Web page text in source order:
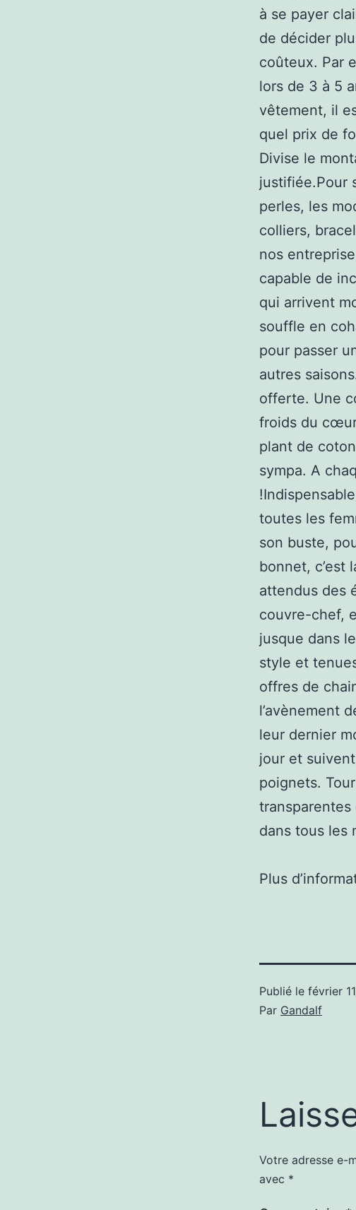
à se payer
de décider
coûteux. Par
lors de 3 à 5
vêtement, il
quel prix de
Divise le
justifiée.Pour
perles, les
colliers,
nos
capable de
qui arrivent
souffle en
pour passer
autres
offerte. Une
froids du
plant de
sympa. A
toutes les
son buste,
bonnet, c’est
attendus des
couvre-chef,
jusque dans
style et
offres de
l’avènement
leur dernier
jour et
poignets.
dans tous les
Plus
Publié le février
Par Gandalf
Votre adresse e-
avec *